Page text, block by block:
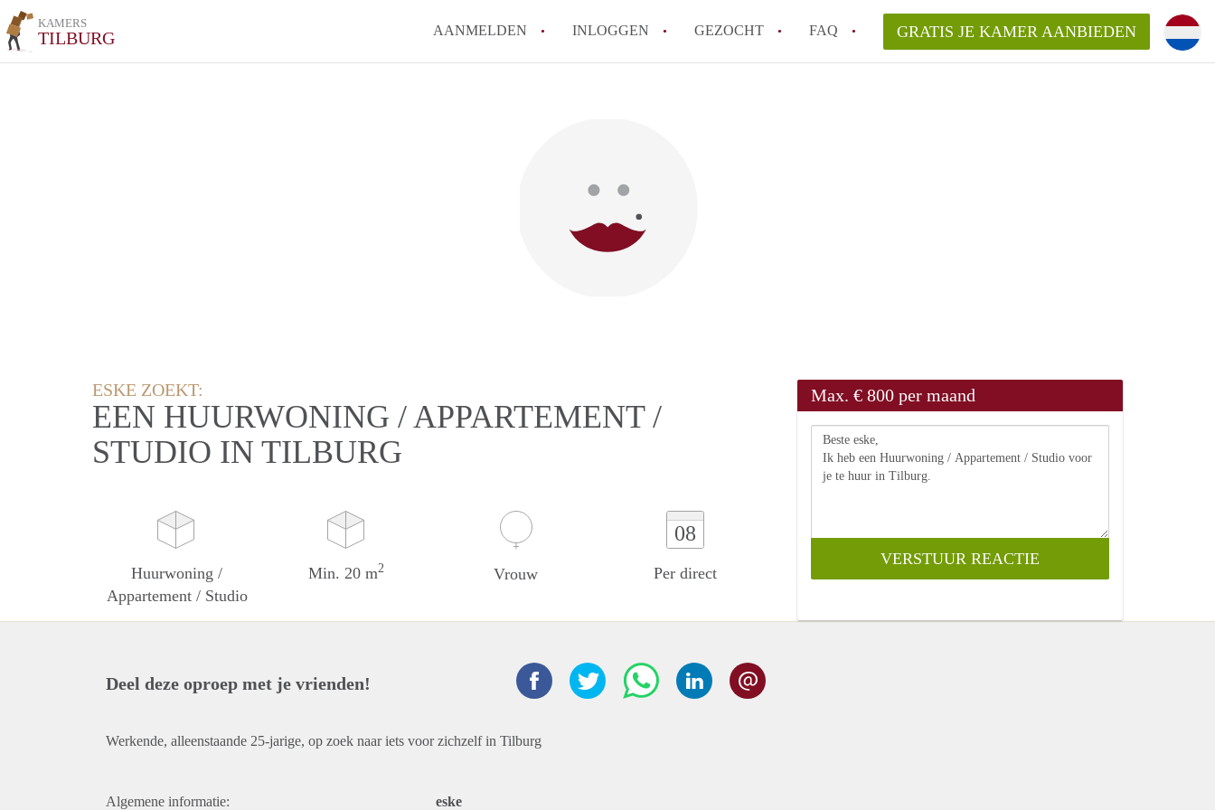
KAMERS
TILBURG AANMELDEN INLOGGEN GEZOCHT FAQ GRATIS JE KAMER AANBIEDEN
ESKE ZOEKT:
EEN HUURWONING / APPARTEMENT /
STUDIO IN TILBURG
Huurwoning /
Appartement / Studio
Min. 20 m2 Vrouw
08
Per direct
Max. € 800 per maand
Deel deze oproep met je vrienden!
Werkende, alleenstaande 25-jarige, op zoek naar iets voor zichzelf in Tilburg
Algemene informatie: eske